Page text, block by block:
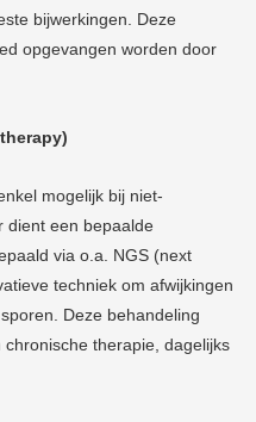
bijwerkingen. Deze
opgevangen worden door
mogelijk bij niet-
dient een bepaalde
via o.a. NGS (next
techniek om afwijkingen
Deze behandeling
therapie, dagelijks